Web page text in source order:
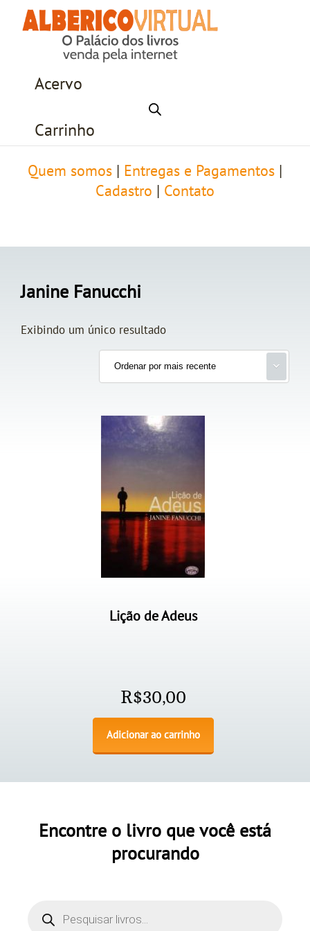
Acervo
Carrinho
Quem somos Entregas e Pagamentos
Cadastro
Contato
Janine Fanucchi
Exibindo um único resultado
Lição de Adeus
R$30,00
Adicionar ao carrinho
Encontre o livro que você está
procurando